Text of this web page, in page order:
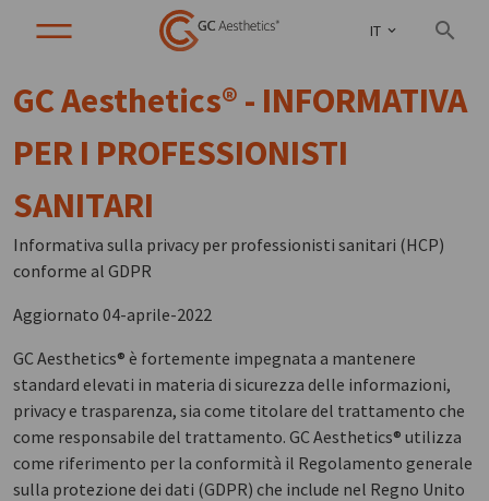
IT
GC Aesthetics® - INFORMATIVA
PER I PROFESSIONISTI
SANITARI
Informativa sulla privacy per professionisti sanitari (HCP)
conforme al GDPR
Aggiornato 04-aprile-2022
GC Aesthetics® è fortemente impegnata a mantenere
standard elevati in materia di sicurezza delle informazioni,
privacy e trasparenza, sia come titolare del trattamento che
come responsabile del trattamento. GC Aesthetics® utilizza
come riferimento per la conformità il Regolamento generale
sulla protezione dei dati (GDPR) che include nel Regno Unito